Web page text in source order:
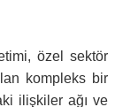
özel sektör
kompleks bir
ilişkiler ağı ve